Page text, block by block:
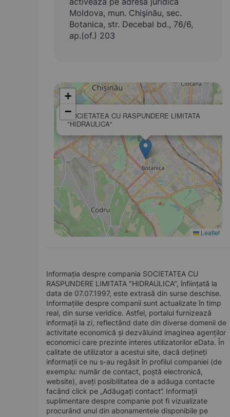
Moldova, mun. Chişinău, sec.
Botanica, str. Decebal bd., 76/6,
ap.(of.) 203
SOCIETATEA CU RASPUNDERE LIMITATA
"HIDRAULICA"
+
−
Leaflet
Informația despre compania SOCIETATEA CU
RASPUNDERE LIMITATA "HIDRAULICA", înființată la
data de 07.07.1997, este extrasă din surse deschise.
Informațiile despre companii sunt actualizate în timp
real, din surse veridice. Astfel, portalul furnizează
informații la zi, reflectând date din diverse domenii de
activitate economică și dezvăluind imaginea agenților
economici care prezinte interes utilizatorilor eData. În
calitate de utilizator a acestui site, dacă dețineți
informații ce nu s-au regăsit în profilul companiei (de
exemplu: număr de contact, poștă electronică,
website), aveți posibilitatea de a adăuga contacte
facând click pe „Adăugați contact”. Informații
suplimentare despre companie pot fi vizualizate
procurând unul din abonamentele disponibile pe